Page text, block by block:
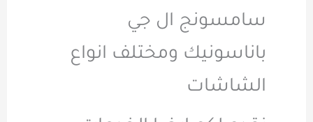
سامسونج ال جي
باناسونيك ومختلف انواع
الشاشات